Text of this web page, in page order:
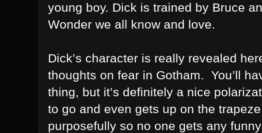
young boy. Dick is trained by Bruce
Wonder we all know and love.
Dick’s character is really revealed
thoughts on fear in Gotham. You’ll
thing, but it’s definitely a nice
to go and even gets up on the
purposefully so no one gets any